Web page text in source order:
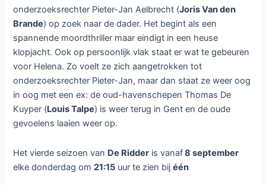
onderzoeksrechter Pieter-Jan Aelbrecht (Joris Van den
Brande) op zoek naar de dader. Het begint als een
spannende moordthriller maar eindigt in een heuse
klopjacht. Ook op persoonlijk vlak staat er wat te gebeuren
voor Helena. Zo voelt ze zich aangetrokken tot
onderzoeksrechter Pieter-Jan, maar dan staat ze weer oog
in oog met een ex: de oud-havenschepen Thomas De
Kuyper (Louis Talpe) is weer terug in Gent en de oude
gevoelens laaien weer op.
Het vierde seizoen van De Ridder is vanaf8 september
elke donderdag om21:15 uur te zien bijéén